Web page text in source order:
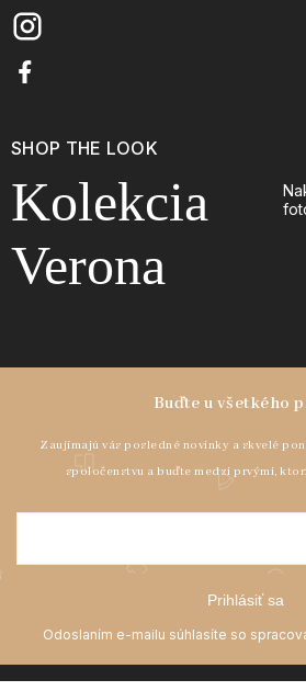
Prihlásiť sa
SHOP THE LOOK
Kolekcia
Verona